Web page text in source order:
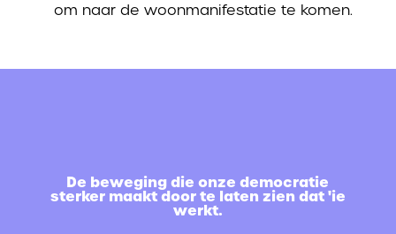
om naar de woonmanifestatie te komen.
De beweging die onze democratie
sterker maakt door te laten zien dat 'ie
werkt.